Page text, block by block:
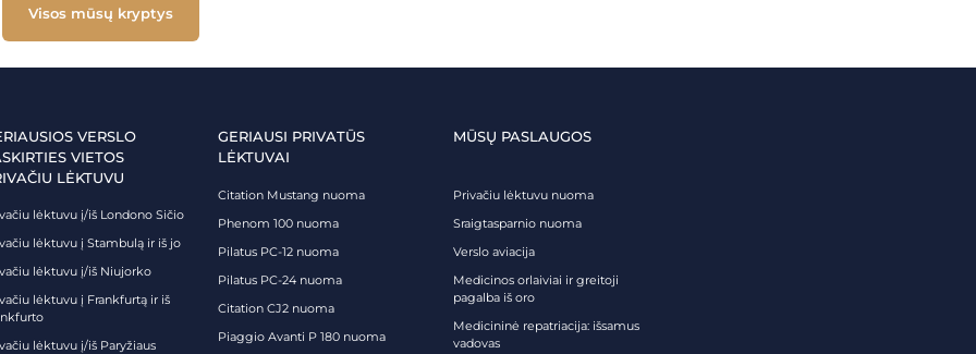
Visos mūsų kryptys
VERSLO
VIETOS
LĖKTUVU
lėktuvu į/iš Londono Sičio
lėktuvu į Stambulą ir iš jo
lėktuvu į/iš Niujorko
lėktuvu į Frankfurtą ir iš
lėktuvu į/iš Paryžiaus
GERIAUSI PRIVATŪS
LĖKTUVAI
Citation Mustang nuoma
Phenom 100 nuoma
Pilatus PC-12 nuoma
Pilatus PC-24 nuoma
Citation CJ2 nuoma
Piaggio Avanti P 180 nuoma
MŪSŲ PASLAUGOS
Privačiu lėktuvu nuoma
Sraigtasparnio nuoma
Verslo aviacija
Medicinos orlaiviai ir greitoji
pagalba iš oro
Medicininė repatriacija: išsamus
vadovas